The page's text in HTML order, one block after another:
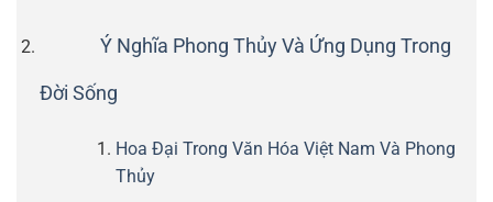
Ý Nghĩa Phong Thủy Và Ứng Dụng Trong
Đời Sống
Hoa Đại Trong Văn Hóa Việt Nam Và Phong
Thủy